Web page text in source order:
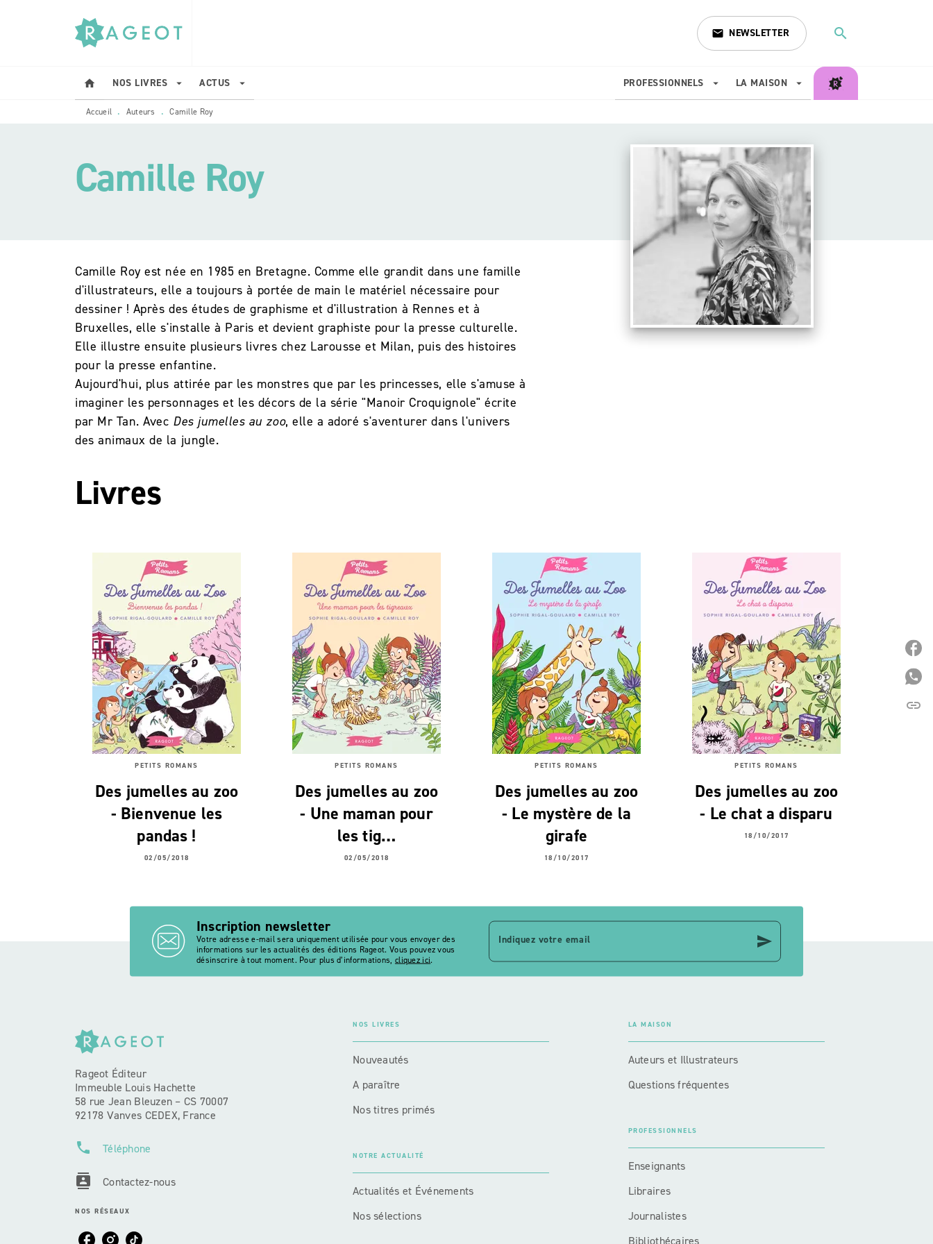
MENU RECHERCHE
email NEWSLETTER search
home NOS LIVRES arrow_drop_down ACTUS arrow_drop_down PROFESSIONNELS arrow_drop_down LA MAISON arrow_drop_down
search
Accueil • Auteurs • Camille Roy
Camille Roy
Camille Roy est née en 1985 en Bretagne. Comme elle grandit dans une famille
d'illustrateurs, elle a toujours à portée de main le matériel nécessaire pour
dessiner ! Après des études de graphisme et d'illustration à Rennes et à
Bruxelles, elle s'installe à Paris et devient graphiste pour la presse culturelle.
Elle illustre ensuite plusieurs livres chez Larousse et Milan, puis des histoires
pour la presse enfantine.
Aujourd'hui, plus attirée par les monstres que par les princesses, elle s'amuse à
imaginer les personnages et les décors de la série "Manoir Croquignole" écrite
par Mr Tan. Avec Des jumelles au zoo, elle a adoré s'aventurer dans l'univers
des animaux de la jungle.
Livres
PETITS ROMANS
Des jumelles au zoo
- Bienvenue les
pandas !
02/05/2018
PETITS ROMANS
Des jumelles au zoo
- Une maman pour
les tig…
02/05/2018
PETITS ROMANS
Des jumelles au zoo
- Le mystère de la
girafe
18/10/2017
PETITS ROMANS
Des jumelles au zoo
- Le chat a disparu
18/10/2017
link
Inscription newsletter
Votre adresse e-mail sera uniquement utilisée pour vous envoyer des
informations sur les actualités des éditions Rageot. Vous pouvez vous
désinscrire à tout moment. Pour plus d’informations, cliquez ici.
Indiquez votre email send
Rageot Éditeur
Immeuble Louis Hachette
58 rue Jean Bleuzen – CS 70007
92178 Vanves CEDEX, France
phone Téléphone
contacts Contactez-nous
NOS RÉSEAUX
NOS LIVRES
Nouveautés
A paraître
Nos titres primés
NOTRE ACTUALITÉ
Actualités et Événements
Nos sélections
LA MAISON
Auteurs et Illustrateurs
Questions fréquentes
PROFESSIONNELS
Enseignants
Libraires
Journalistes
Bibliothécaires